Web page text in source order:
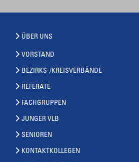
ÜBER UNS
VORSTAND
BEZIRKS-/KREISVERBÄNDE
REFERATE
FACHGRUPPEN
JUNGER VLB
SENIOREN
KONTAKTKOLLEGEN